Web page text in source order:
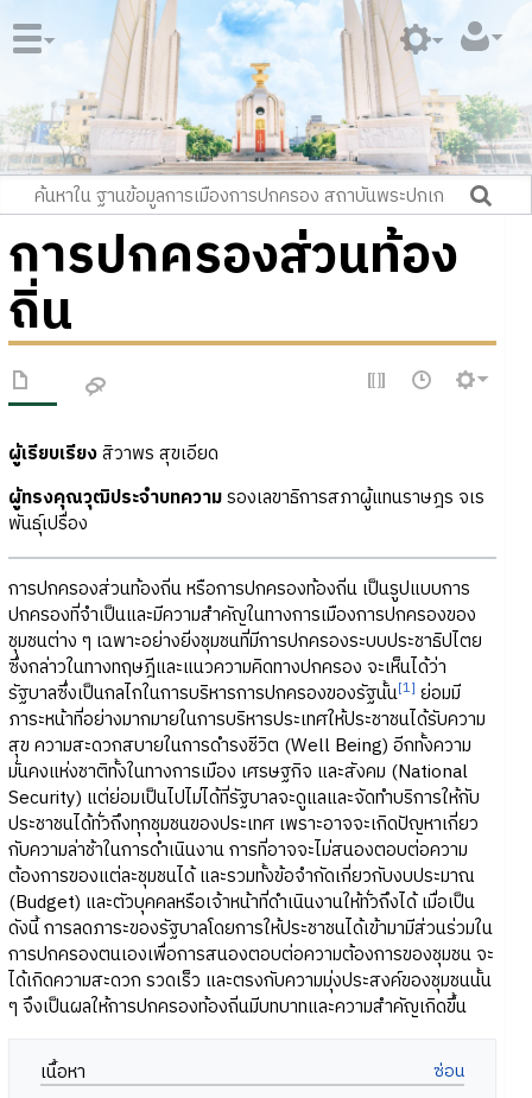
การปกครองส่วนท้อง
ถิ่น
ผู้เรียบเรียงสิวาพร สุขเอียด
ผู้ทรงคุณวุฒิประจำบทความรองเลขาธิการสภาผู้แทนราษฎร จเร
พันธุ์เปรื่อง
การปกครองส่วนท้องถิ่น หรือการปกครองท้องถิ่น เป็นรูปแบบการ
ปกครองที่จำเป็นและมีความสำคัญในทางการเมืองการปกครองของ
ชุมชนต่าง ๆ เฉพาะอย่างยิ่งชุมชนที่มีการปกครองระบบประชาธิปไตย
ซึ่งกล่าวในทางทฤษฎีและแนวความคิดทางปกครอง จะเห็นได้ว่า
รัฐบาลซึ่งเป็นกลไกในการบริหารการปกครองของรัฐนั้น[1] ย่อมมี
ภาระหน้าที่อย่างมากมายในการบริหารประเทศให้ประชาชนได้รับความ
สุข ความสะดวกสบายในการดำรงชีวิต (Well Being) อีกทั้งความ
มั่นคงแห่งชาติทั้งในทางการเมือง เศรษฐกิจ และสังคม (National
Security) แต่ย่อมเป็นไปไม่ได้ที่รัฐบาลจะดูแลและจัดทำบริการให้กับ
ประชาชนได้ทั่วถึงทุกชุมชนของประเทศ เพราะอาจจะเกิดปัญหาเกี่ยว
กับความล่าช้าในการดำเนินงาน การที่อาจจะไม่สนองตอบต่อความ
ต้องการของแต่ละชุมชนได้ และรวมทั้งข้อจำกัดเกี่ยวกับงบประมาณ
(Budget) และตัวบุคคลหรือเจ้าหน้าที่ดำเนินงานให้ทั่วถึงได้ เมื่อเป็น
ดังนี้ การลดภาระของรัฐบาลโดยการให้ประชาชนได้เข้ามามีส่วนร่วมใน
การปกครองตนเองเพื่อการสนองตอบต่อความต้องการของชุมชน จะ
ได้เกิดความสะดวก รวดเร็ว และตรงกับความมุ่งประสงค์ของชุมชนนั้น
ๆ จึงเป็นผลให้การปกครองท้องถิ่นมีบทบาทและความสำคัญเกิดขึ้น
เนื้อหา